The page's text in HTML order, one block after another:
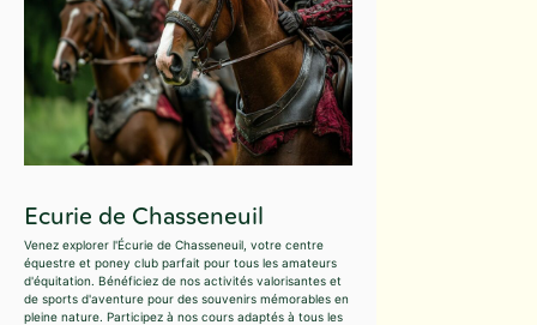
Ecurie de Chasseneuil
Venez explorer l'Écurie de Chasseneuil, votre centre
équestre et poney club parfait pour tous les amateurs
d'équitation. Bénéficiez de nos activités valorisantes et
de sports d'aventure pour des souvenirs mémorables en
pleine nature. Participez à nos cours adaptés à tous les